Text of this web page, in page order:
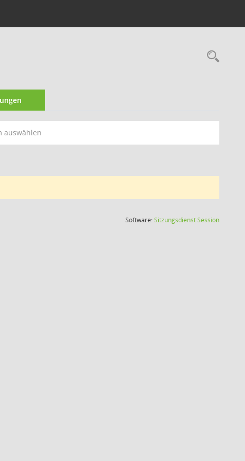
auswählen
Software:SitzungsdienstSession(Wird in